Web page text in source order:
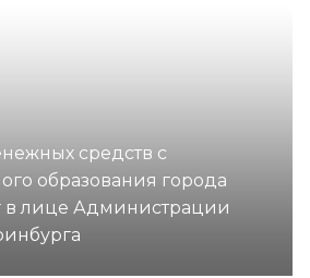
средств с
образования города
в лице Администрации